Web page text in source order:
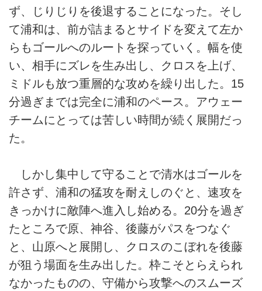
ず、じりじりを後退することになった。そし
て浦和は、前が詰まるとサイドを変えて左か
らもゴールへのルートを探っていく。幅を使
い、相手にズレを生み出し、クロスを上げ、
ミドルも放つ重層的な攻めを繰り出した。15
分過ぎまでは完全に浦和のペース。アウェー
チームにとっては苦しい時間が続く展開だっ
た。
しかし集中して守ることで清水はゴールを
許さず、浦和の猛攻を耐えしのぐと、速攻を
きっかけに敵陣へ進入し始める。20分を過ぎ
たところで原、神谷、後藤がパスをつなぐ
と、山原へと展開し、クロスのこぼれを後藤
が狙う場面を生み出した。枠こそとらえられ
なかったものの、守備から攻撃へのスムーズ